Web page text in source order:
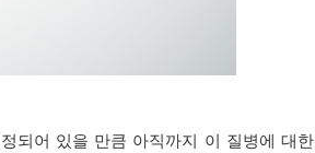
되어 있을 만큼 아직까지 이 질병에 대한